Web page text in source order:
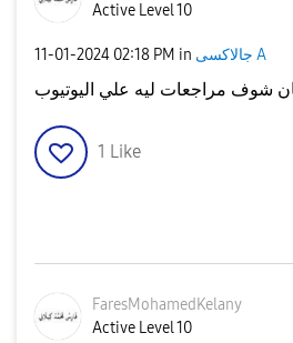
Active Level 10
‎11-01-2024 02:18 PM in جالاكسى A
شوف مراجعات ليه علي اليوتيوب
1 Like
FaresMohamedKelany
Active Level 10